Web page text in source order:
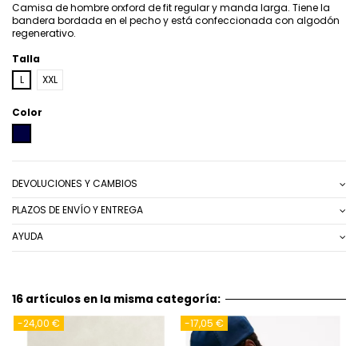
Camisa de hombre orxford de fit regular y manda larga. Tiene la
bandera bordada en el pecho y está confeccionada con algodón
regenerativo.
Talla
L
XXL
Color
DEVOLUCIONES Y CAMBIOS
PLAZOS DE ENVÍO Y ENTREGA
AYUDA
16 artículos en la misma categoría:
-24,00 € -17,05 €